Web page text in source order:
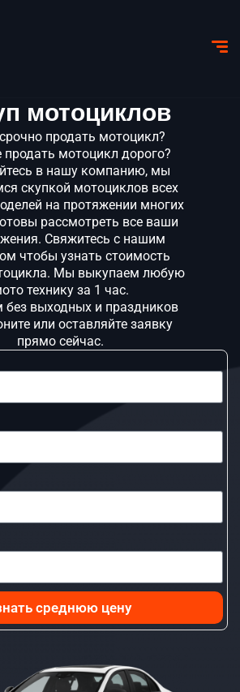
мотоциклов
продать мотоцикл?
продать мотоцикл дорого?
в нашу компанию, мы
скупкой мотоциклов всех
на протяжении многих
рассмотреть все ваши
Свяжитесь с нашим
чтобы узнать стоимость
Мы выкупаем любую
технику за 1 час.
без выходных и праздников
или оставляйте заявку
прямо сейчас.
среднюю цену